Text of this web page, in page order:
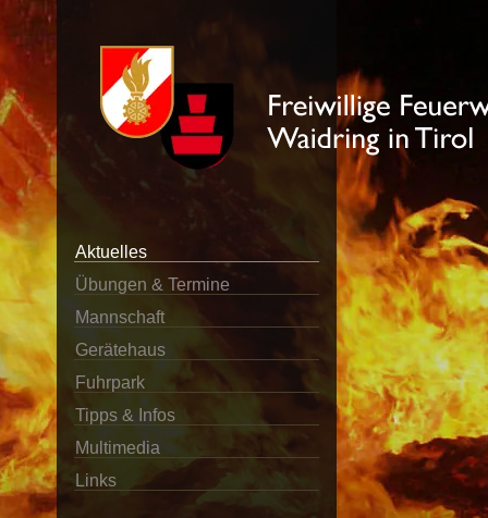
Aktuelles
Übungen & Termine
Mannschaft
Gerätehaus
Fuhrpark
Tipps & Infos
Multimedia
Links